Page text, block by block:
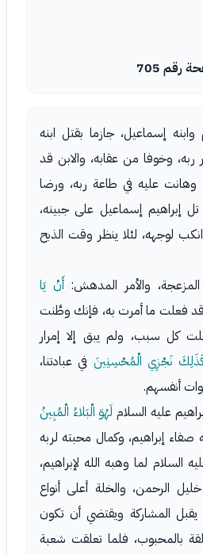
رقم 705
وابنه إسماعيل، جازما بقتل ابنه
ربه، وخوفا من عقابه، والابن قد
عليه في طاعة ربه، ورضا
إبراهيم إسماعيل على جبينه،
لوجهه، لئلا ينظر وقت الذبح
والأمر المدهش:أَنْ يَا
فعلت ما أمرت به، فإنك وطَّنت
كل سبب، ولم يبق إلا إمرار
كَذَلِكَ نَجْزِي الْمُحْسِنِينَ في عبادتنا،
أنفسهم.
عليه السلام لَهُوَ الْبَلاءُ الْمُبِينُ
صفاء إبراهيم، وكمال محبته لربه
السلام لما وهبه الله لإبراهيم،
الرحمن، والخلة أعلى أنواع
المشاركة ويقتضي أن تكون
بالمحبوب، فلما تعلقت شعبة